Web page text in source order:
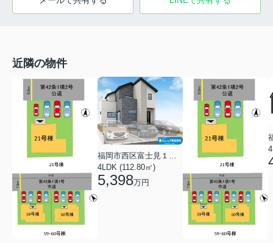
近隣の物件
福岡市西区富士見１丁目
4LDK (112.80㎡)
5,398万円